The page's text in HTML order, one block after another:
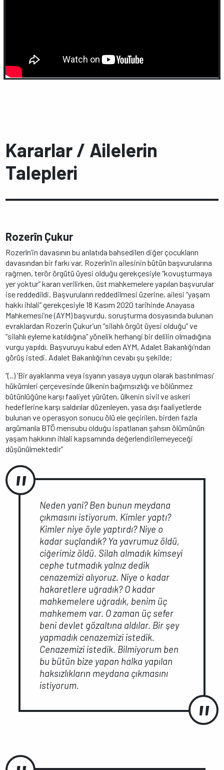
Kararlar / Ailelerin
Talepleri
Rozerîn Çukur
Rozerîn’in davasının bu anlatıda bahsedilen diğer çocukların
davasından bir farkı var. Rozerîn’in ailesinin bütün başvurularına
rağmen, terör örgütü üyesi olduğu gerekçesiyle “kovuşturmaya
yer yoktur” kararı verilirken, üst mahkemelere yapılan başvurular
ise reddedildi. Başvuruların reddedilmesi üzerine, ailesi “yaşam
hakkı ihlali” gerekçesiyle 18 Kasım 2020 tarihinde Anayasa
Mahkemesi’ne (AYM) başvurdu. soruşturma dosyasında bulunan
evraklardan Rozerin Çukur’un “silahlı örgüt üyesi olduğu” ve
“silahlı eyleme katıldığına” yönelik herhangi bir delilin olmadığına
vurgu yapıldı. Başvuruyu kabul eden AYM, Adalet Bakanlığı’ndan
görüş istedi. Adalet Bakanlığı’nın cevabı şu şekilde;
“(..) ‘Bir ayaklanma veya isyanın yasaya uygun olarak bastırılması’
hükümleri çerçevesinde ülkenin bağımsızlığı ve bölünmez
bütünlüğüne karşı faaliyet yürüten, ülkenin sivil ve askeri
hedeflerine karşı saldırılar düzenleyen, yasa dışı faaliyetlerde
bulunan ve operasyon sonucu ölü ele geçirilen, birden fazla
argümanla BTÖ mensubu olduğu ispatlanan şahsın ölümünün
yaşam hakkının ihlali kapsamında değerlendirilemeyeceği
düşünülmektedir”
Neden yani? Ben bunun meydana
çıkmasını istiyorum. Kimler yaptı?
Kimler niye öyle yaptırdı? Niye o
kadar suçlandık? Ya yavrumuz öldü,
ciğerimiz öldü. Silah almadık kimseyi
cephe tutmadık yalnız dedik
cenazemizi alıyoruz. Niye o kadar
hakaretlere uğradık? O kadar
mahkemelere uğradık, benim üç
mahkemem var. O zaman üç sefer
beni devlet gözaltına aldılar. Bir şey
yapmadık cenazemizi istedik.
Cenazemizi istedik. Bilmiyorum ben
bu bütün bize yapan halka yapılan
haksızlıkların meydana çıkmasını
istiyorum.